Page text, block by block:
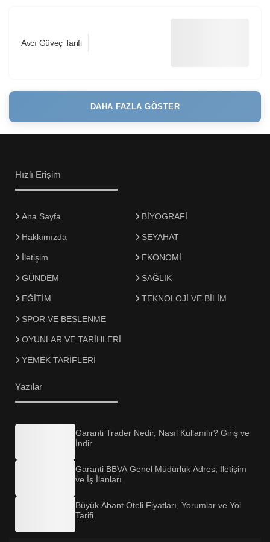
Avcı Güveç Tarifi
DAHA FAZLA GÖSTER
Hızlı Erişim
Ana Sayfa
Hakkımızda
İletişim
GÜNDEM
EĞİTİM
BİYOGRAFİ
SEYAHAT
EKONOMİ
SAĞLIK
TEKNOLOJİ VE BİLİM
SPOR VE BESLENME
OYUNLAR VE TARİHLERİ
YEMEK TARİFLERİ
Yazılar
Garanti Trader Nedir, Nasıl Kullanılır? Giriş ve
İndir
Garanti BBVA Genel Müdürlük Adres, İletişim
ve İş İlanları
Büyük Abant Oteli Fiyatları, Yorumlar ve Yol
Tarifi